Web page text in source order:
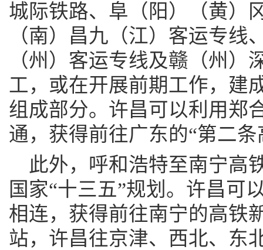
城际铁路、阜（阳）（黄）
（南）昌九（江）客运专线
（州）客运专线及赣（州）
工，或在开展前期工作，建
组成部分。许昌可以利用郑
通，获得前往广东的“第二条
此外，呼和浩特至南宁高
国家“十三五”规划。许昌可
相连，获得前往南宁的高铁
站，许昌往京津、西北、东